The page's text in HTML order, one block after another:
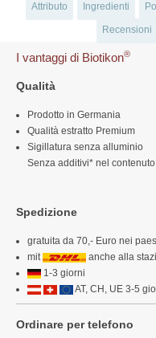
Attributo Ingredienti
Recensioni
I vantaggi di Biotikon®
Qualità
Prodotto in Germania
Qualità estratto Premium
Sigillatura senza alluminio
Senza additivi* nel
Spedizione
gratuita da 70,- Euro nei
mit
anche alla
1-3 giorni
AT, CH, UE 3-5
Ordinare per telefono